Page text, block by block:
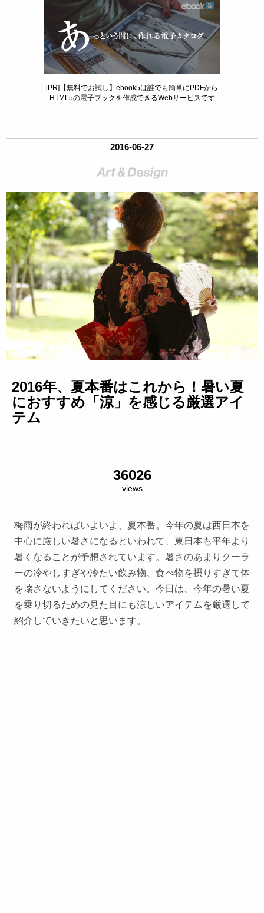
[PR]【無料でお試し】ebook5は誰でも簡単にPDFから
HTML5の電子ブックを作成できるWebサービスです
2016-06-27
2016年、夏本番はこれから！暑い夏
におすすめ「涼」を感じる厳選アイ
テム
36026
views
梅雨が終わればいよいよ、夏本番。今年の夏は西日本を
中心に厳しい暑さになるといわれて、東日本も平年より
暑くなることが予想されています。暑さのあまりクーラ
ーの冷やしすぎや冷たい飲み物、食べ物を摂りすぎて体
を壊さないようにしてください。今日は、今年の暑い夏
を乗り切るための見た目にも涼しいアイテムを厳選して
紹介していきたいと思います。